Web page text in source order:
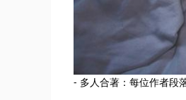
- 多人合著：每位作者段